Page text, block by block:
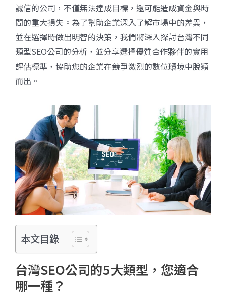
誠信的公司，不僅無法達成目標，還可能造成資金與時
間的重大損失。為了幫助企業深入了解市場中的差異，
並在選擇時做出明智的決策，我們將深入探討台灣不同
類型SEO公司的分析，並分享選擇優質合作夥伴的實用
評估標準，協助您的企業在競爭激烈的數位環境中脫穎
而出。
本文目錄
台灣SEO公司的5大類型，您適合
哪一種？